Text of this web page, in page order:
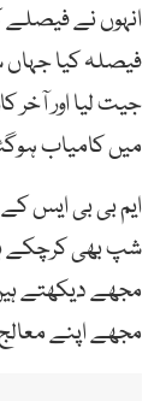
انہوں نے فیصلے
میں کامیاب
ایم بی بی ایس کے
شپ بھی کرچکے
مجھے دیکھتے
مجھے اپنے